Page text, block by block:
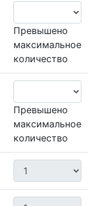
Превышено
максимальное
количество
Превышено
максимальное
количество